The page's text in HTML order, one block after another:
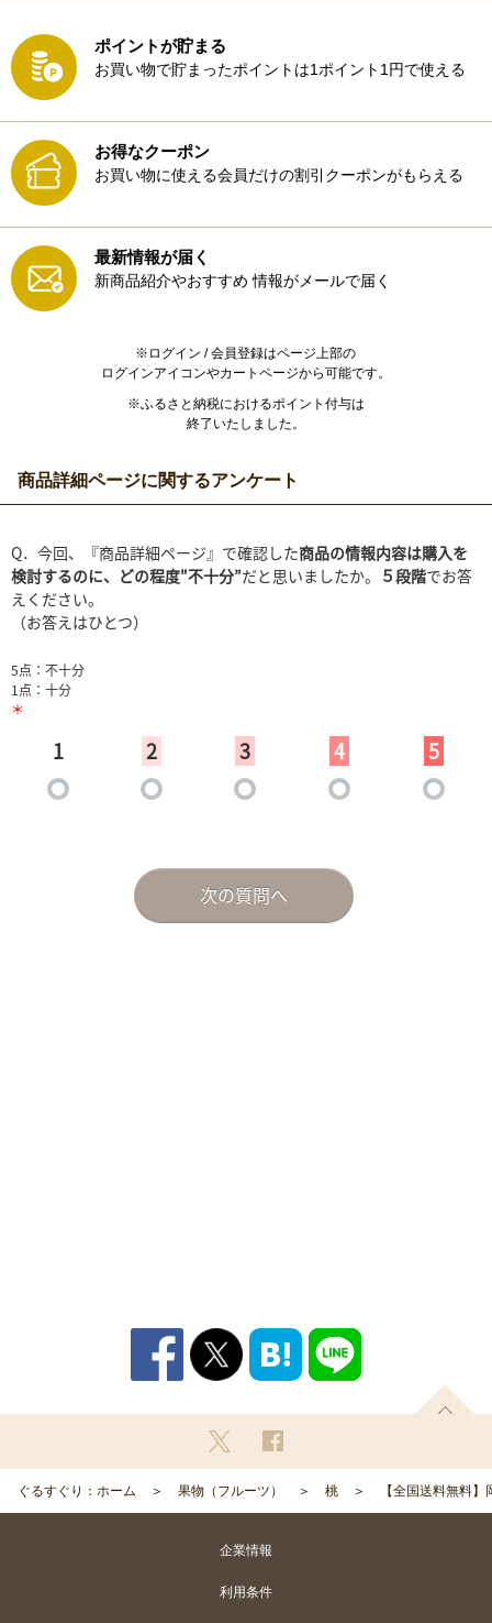
ポイントが貯まる
お買い物で貯まったポイントは1ポイント1円で使える
お得なクーポン
お買い物に使える会員だけの割引クーポンがもらえる
最新情報が届く
新商品紹介やおすすめ 情報がメールで届く
※ログイン / 会員登録はページ上部の
ログインアイコンやカートページから可能です。
※ふるさと納税におけるポイント付与は
終了いたしました。
商品詳細ページに関するアンケート
ぐるすぐり：ホーム 果物（フルーツ） 桃 【全国送料無料
企業情報
利用条件